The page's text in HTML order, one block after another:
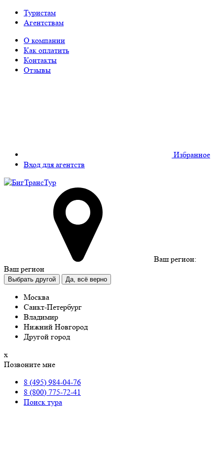
Туристам
Агентствам
О компании
Как оплатить
Контакты
Отзывы
Избранное
Вход для агентств
Ваш регион:
Ваш регион
Выбрать другой Да, всё верно
Москва
Санкт-Петербург
Владимир
Нижний Новгород
Другой город
х
Позвоните мне
8 (495) 984-04-76
8 (800) 775-72-41
Поиск тура